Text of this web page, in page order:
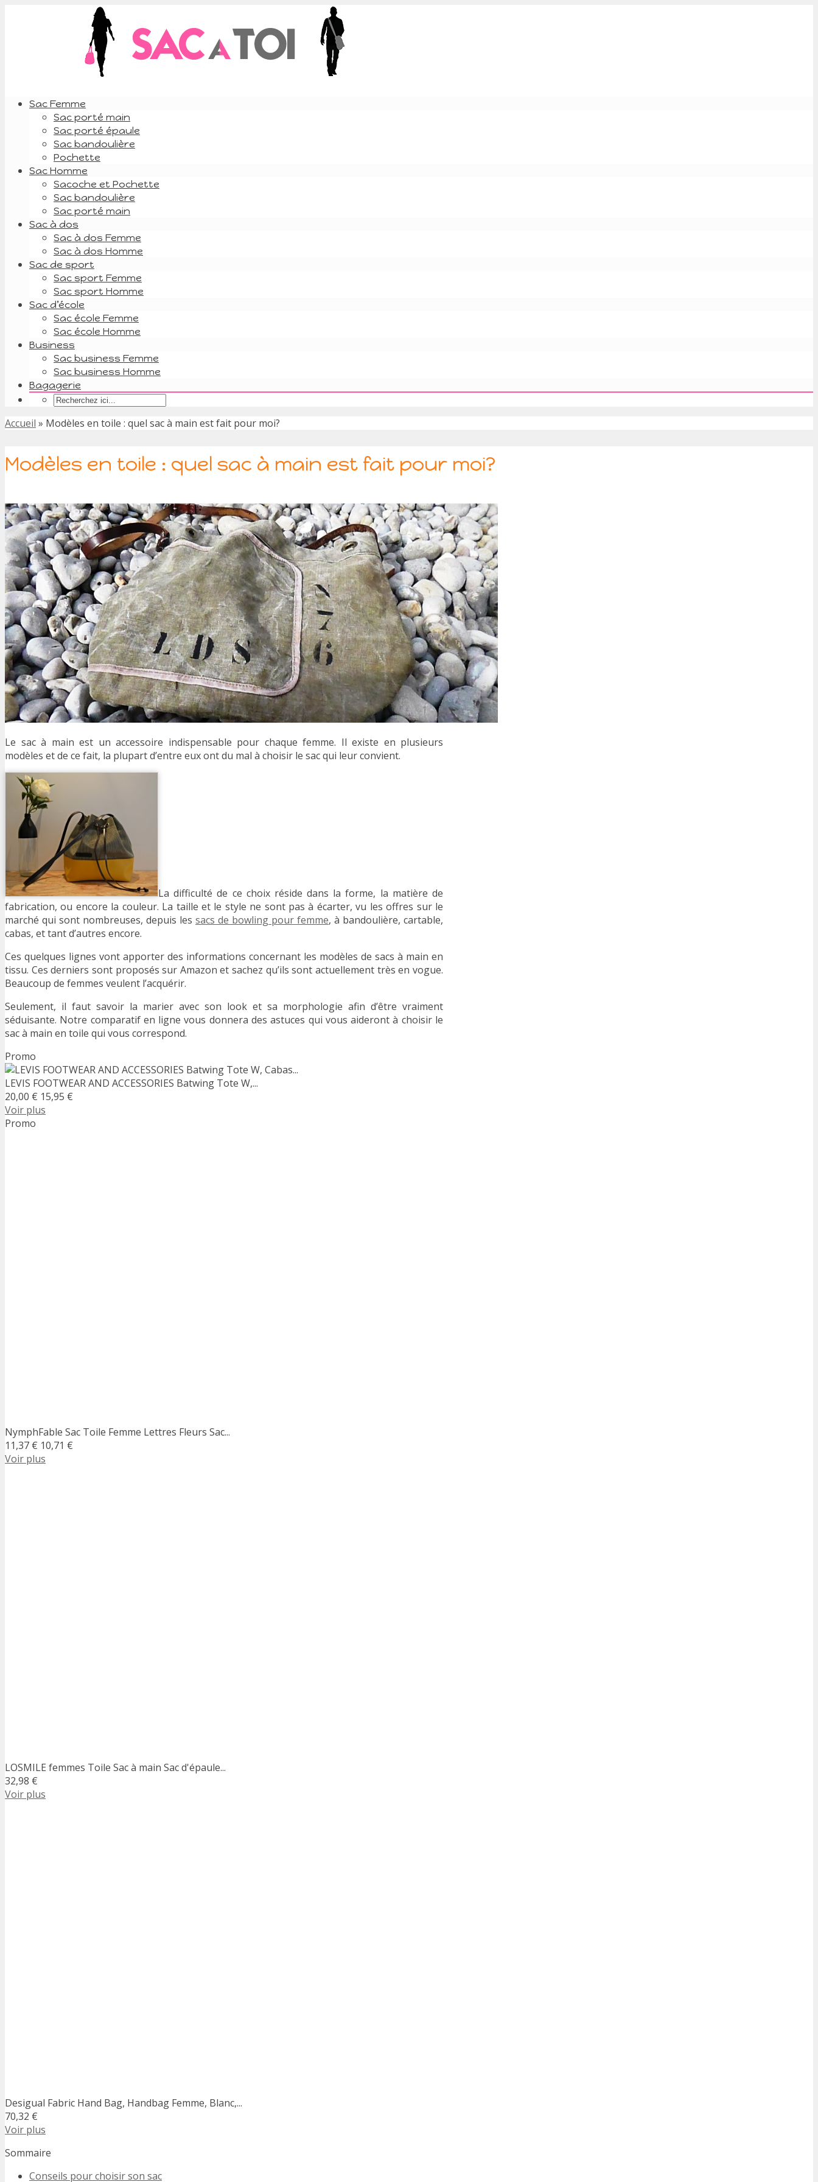
Sac Femme
Sac porté main
Sac porté épaule
Sac bandoulière
Pochette
Sac Homme
Sacoche et Pochette
Sac bandoulière
Sac porté main
Sac à dos
Sac à dos Femme
Sac à dos Homme
Sac de sport
Sac sport Femme
Sac sport Homme
Sac d’école
Sac école Femme
Sac école Homme
Business
Sac business Femme
Sac business Homme
Bagagerie
Accueil » Modèles en toile : quel sac à main est fait pour moi?
Modèles en toile : quel sac à main est fait pour moi?
Le sac à main est un accessoire indispensable pour chaque femme. Il existe en plusieurs
modèles et de ce fait, la plupart d’entre eux ont du mal à choisir le sac qui leur convient.
La difficulté de ce choix réside dans la forme, la matière de
fabrication, ou encore la couleur. La taille et le style ne sont pas à écarter, vu les offres sur le
marché qui sont nombreuses, depuis les sacs de bowling pour femme, à bandoulière, cartable,
cabas, et tant d’autres encore.
Ces quelques lignes vont apporter des informations concernant les modèles de sacs à main en
tissu. Ces derniers sont proposés sur Amazon et sachez qu’ils sont actuellement très en vogue.
Beaucoup de femmes veulent l’acquérir.
Seulement, il faut savoir la marier avec son look et sa morphologie afin d’être vraiment
séduisante. Notre comparatif en ligne vous donnera des astuces qui vous aideront à choisir le
sac à main en toile qui vous correspond.
Promo
LEVIS FOOTWEAR AND ACCESSORIES Batwing Tote W,...
20,00 € 15,95 €
Voir plus
Promo
NymphFable Sac Toile Femme Lettres Fleurs Sac...
11,37 € 10,71 €
Voir plus
LOSMILE femmes Toile Sac à main Sac d'épaule...
32,98 €
Voir plus
Desigual Fabric Hand Bag, Handbag Femme, Blanc,...
70,32 €
Voir plus
Sommaire
Conseils pour choisir son sac